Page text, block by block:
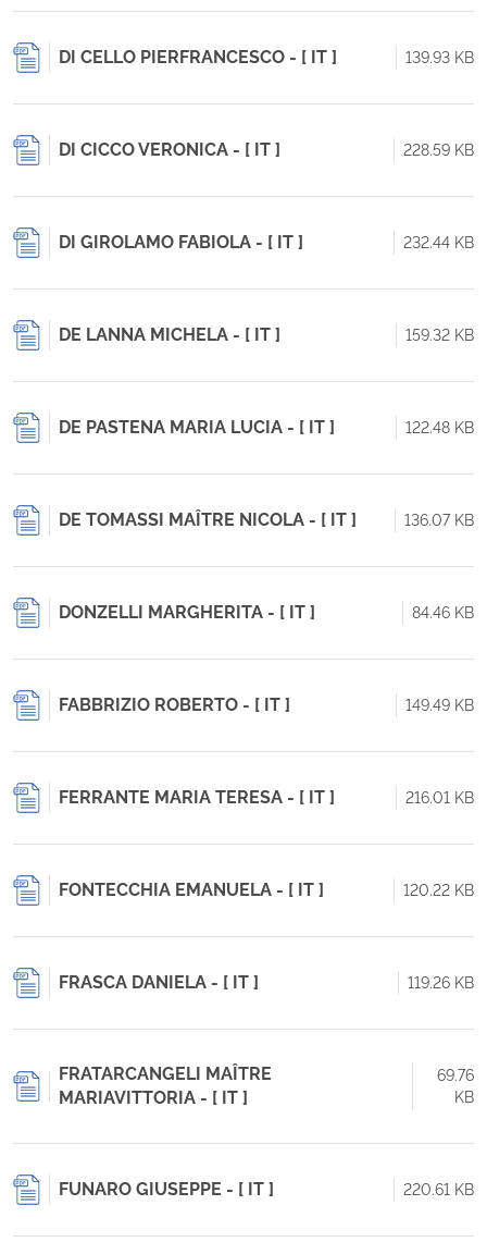
DI CELLO PIERFRANCESCO - [ IT ] 139.93 KB
DI CICCO VERONICA - [ IT ] 228.59 KB
DI GIROLAMO FABIOLA - [ IT ] 232.44 KB
DE LANNA MICHELA - [ IT ] 159.32 KB
DE PASTENA MARIA LUCIA - [ IT ] 122.48 KB
DE TOMASSI MAÎTRE NICOLA - [ IT ] 136.07 KB
DONZELLI MARGHERITA - [ IT ] 84.46 KB
FABBRIZIO ROBERTO - [ IT ] 149.49 KB
FERRANTE MARIA TERESA - [ IT ] 216.01 KB
FONTECCHIA EMANUELA - [ IT ] 120.22 KB
FRASCA DANIELA - [ IT ] 119.26 KB
FRATARCANGELI MAÎTRE
MARIAVITTORIA - [ IT ]
69.76
KB
FUNARO GIUSEPPE - [ IT ] 220.61 KB